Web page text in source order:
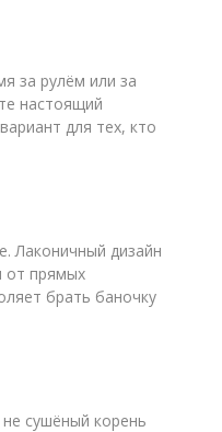
за рулём или за
настоящий
для тех, кто
Лаконичный дизайн
от прямых
брать баночку
сушёный корень